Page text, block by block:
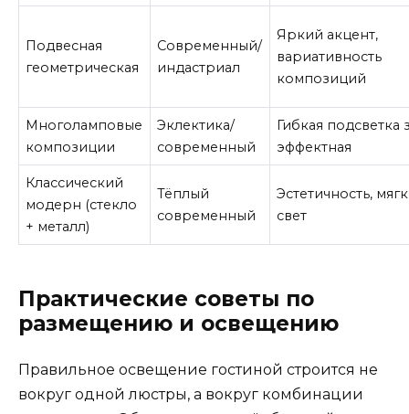
Подвесная
геометрическая
Современный/
индастриал
Яркий акцент,
вариативность
композиций
Многоламповые
композиции
Эклектика/
современный
Гибкая подсветка
эффектная
Классический
модерн (стекло
+ металл)
Тёплый
современный
Эстетичность,
свет
Практические советы по
размещению и освещению
Правильное освещение гостиной строится не
вокруг одной люстры, а вокруг комбинации